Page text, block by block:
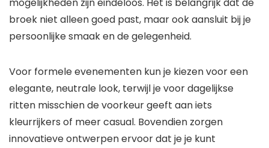
broek niet alleen goed past, maar ook aansluit bij je
persoonlijke smaak en de gelegenheid.
Voor formele evenementen kun je kiezen voor een
elegante, neutrale look, terwijl je voor dagelijkse
ritten misschien de voorkeur geeft aan iets
kleurrijkers of meer casual. Bovendien zorgen
innovatieve ontwerpen ervoor dat je je kunt